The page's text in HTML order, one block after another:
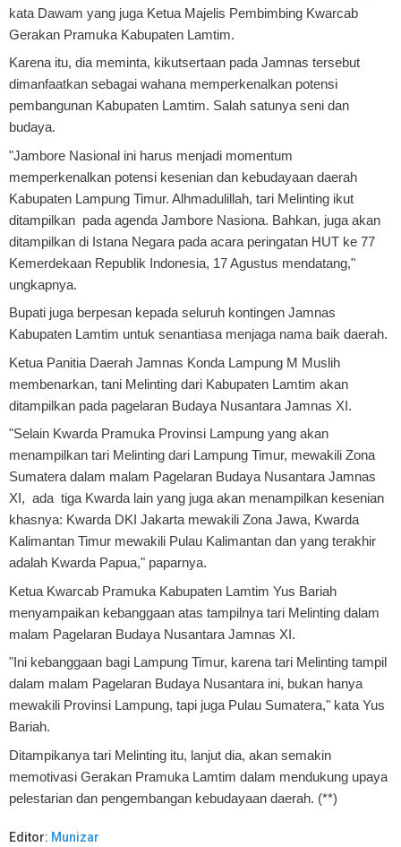
kata Dawam yang juga Ketua Majelis Pembimbing Kwarcab
Gerakan Pramuka Kabupaten Lamtim.
Karena itu, dia meminta, kikutsertaan pada Jamnas tersebut
dimanfaatkan sebagai wahana memperkenalkan potensi
pembangunan Kabupaten Lamtim. Salah satunya seni dan
budaya.
"Jambore Nasional ini harus menjadi momentum
memperkenalkan potensi kesenian dan kebudayaan daerah
Kabupaten Lampung Timur. Alhmadulillah, tari Melinting ikut
ditampilkan pada agenda Jambore Nasiona. Bahkan, juga akan
ditampilkan di Istana Negara pada acara peringatan HUT ke 77
Kemerdekaan Republik Indonesia, 17 Agustus mendatang,"
ungkapnya.
Bupati juga berpesan kepada seluruh kontingen Jamnas
Kabupaten Lamtim untuk senantiasa menjaga nama baik daerah.
Ketua Panitia Daerah Jamnas Konda Lampung M Muslih
membenarkan, tani Melinting dari Kabupaten Lamtim akan
ditampilkan pada pagelaran Budaya Nusantara Jamnas XI.
"Selain Kwarda Pramuka Provinsi Lampung yang akan
menampilkan tari Melinting dari Lampung Timur, mewakili Zona
Sumatera dalam malam Pagelaran Budaya Nusantara Jamnas
XI, ada tiga Kwarda lain yang juga akan menampilkan kesenian
khasnya: Kwarda DKI Jakarta mewakili Zona Jawa, Kwarda
Kalimantan Timur mewakili Pulau Kalimantan dan yang terakhir
adalah Kwarda Papua," paparnya.
Ketua Kwarcab Pramuka Kabupaten Lamtim Yus Bariah
menyampaikan kebanggaan atas tampilnya tari Melinting dalam
malam Pagelaran Budaya Nusantara Jamnas XI.
"Ini kebanggaan bagi Lampung Timur, karena tari Melinting tampil
dalam malam Pagelaran Budaya Nusantara ini, bukan hanya
mewakili Provinsi Lampung, tapi juga Pulau Sumatera," kata Yus
Bariah.
Ditampikanya tari Melinting itu, lanjut dia, akan semakin
memotivasi Gerakan Pramuka Lamtim dalam mendukung upaya
pelestarian dan pengembangan kebudayaan daerah. (**)
Editor: Munizar